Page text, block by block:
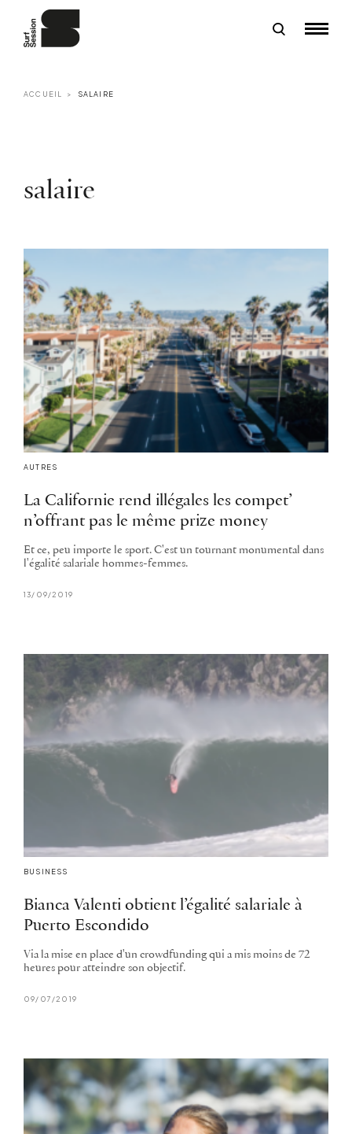
ACCUEIL SALAIRE
salaire
AUTRES
La Californie rend illégales les compet’
n’offrant pas le même prize money
Et ce, peu importe le sport. C'est un tournant monumental dans
l'égalité salariale hommes-femmes.
13/09/2019
BUSINESS
Bianca Valenti obtient l’égalité salariale à
Puerto Escondido
Via la mise en place d'un crowdfunding qui a mis moins de 72
heures pour atteindre son objectif.
09/07/2019